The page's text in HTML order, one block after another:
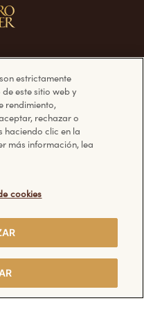
de Cookies
en:
Facebook
Instagram
estrictamente
este sitio web y
rendimiento,
rechazar o
haciendo clic en la
más información, lea
cookies